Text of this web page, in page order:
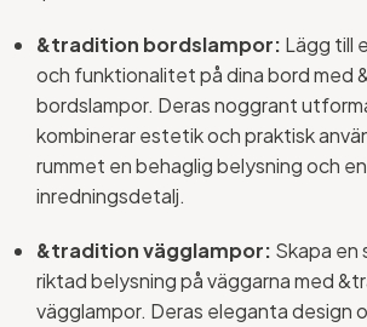
&tradition bordslampor: Lägg till
och funktionalitet på dina bord med
bordslampor. Deras noggrant
kombinerar estetik och praktisk
rummet en behaglig belysning och
inredningsdetalj.
&tradition vägglampor: Skapa en
riktad belysning på väggarna med
vägglampor. Deras eleganta design